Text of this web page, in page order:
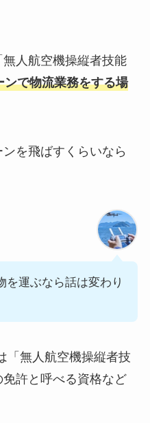
人航空機操縦者技能
ンで物流業務をする場
を飛ばすくらいなら
を運ぶなら話は変わり
「無人航空機操縦者技
許と呼べる資格など